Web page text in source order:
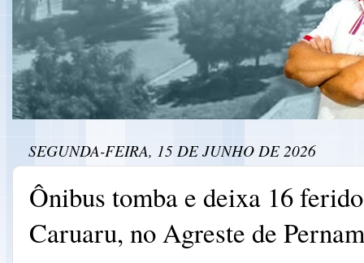
SEGUNDA-FEIRA, 15 DE JUNHO DE 2026
Ônibus tomba e deixa 16
Caruaru, no Agreste de